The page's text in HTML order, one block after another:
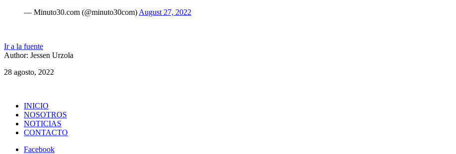
— Minuto30.com (@minuto30com) August 27, 2022
Ir a la fuente
Author: Jessen Urzola
28 agosto, 2022
INICIO
NOSOTROS
NOTICIAS
CONTACTO
Facebook